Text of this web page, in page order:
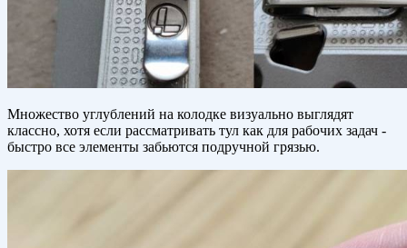
Множество углублений на колодке визуально выглядят
классно, хотя если рассматривать тул как для рабочих задач -
быстро все элементы забьются подручной грязью.